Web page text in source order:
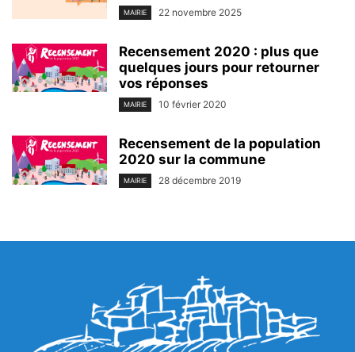
MAIRIE 22 novembre 2025
Recensement 2020 : plus que
quelques jours pour retourner
vos réponses
MAIRIE 10 février 2020
Recensement de la population
2020 sur la commune
MAIRIE 28 décembre 2019